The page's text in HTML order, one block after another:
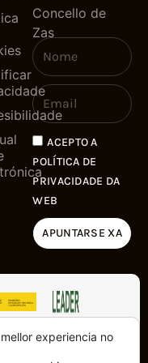
Concello de
Zas
ACEPTO A
POLÍTICA DE
PRIVACIDADE DA
WEB
APUNTARSE XA
experiencia no